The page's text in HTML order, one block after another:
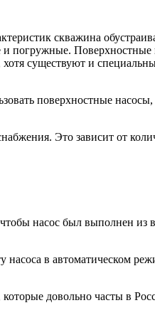
скважина
погружные. Поверхностные
существуют и
поверхностные насосы,
Это зависит от
насос был выполнен из
в автоматическом
довольно часты в